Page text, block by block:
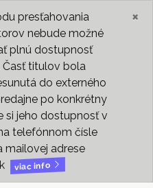
presťahovania
nebude možné
plnú dostupnosť
titulov bola
do externého
po konkrétny
si jeho dostupnosť v
telefónnom čísle
mailovej adrese
viac info
×